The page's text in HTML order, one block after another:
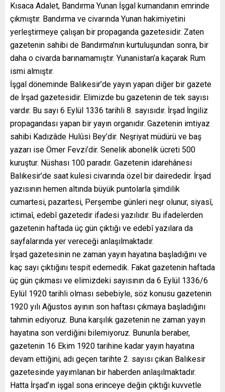
Kısaca Adalet, Bandırma Yunan İşgal kumandanın emrinde
çıkmıştır. Bandırma ve civarında Yunan hakimiyetini
yerleştirmeye çalışan bir propaganda gazetesidir. Zaten
gazetenin sahibi de Bandırma’nın kurtuluşundan sonra, bir
daha o civarda barınamamıştır. Yunanistan’a kaçarak Rum
ismi almıştır.
İşgal döneminde Balıkesir’de yayın yapan diğer bir gazete
de İrşad gazetesidir. Elimizde bu gazetenin de tek sayısı
vardır. Bu sayı 6 Eylül 1336 tarihli 8. sayısıdır. İrşad İngiliz
propagandası yapan bir yayın organıdır. Gazetenin imtiyaz
sahibi Kadızâde Hulûsi Bey’dir. Neşriyat müdürü ve baş
yazarı ise Ömer Fevzi’dir. Senelik abonelik ücreti 500
kuruştur. Nüshası 100 paradır. Gazetenin idarehânesi
Balıkesir’de saat kulesi civarında özel bir dairededir. İrşad
yazısının hemen altında büyük puntolarla şimdilik
cumartesi, pazartesi, Perşembe günleri neşr olunur, siyasî,
ictimaî, edebî gazetedir ifadesi yazılıdır. Bu ifadelerden
gazetenin haftada üç gün çıktığı ve edebî yazılara da
sayfalarında yer vereceği anlaşılmaktadır.
İrşad gazetesinin ne zaman yayın hayatına başladığını ve
kaç sayı çıktığını tespit edemedik. Fakat gazetenin haftada
üç gün çıkması ve elimizdeki sayısının da 6 Eylül 1336/6
Eylül 1920 tarihli olması sebebiyle, söz konusu gazetenin
1920 yılı Ağustos ayının son haftası çıkmaya başladığını
tahmin ediyoruz. Buna karşılık gazetenin ne zaman yayın
hayatına son verdiğini bilemiyoruz. Bununla beraber,
gazetenin 16 Ekim 1920 tarihine kadar yayın hayatına
devam ettiğini, adı geçen tarihte 2. sayısı çıkan Balıkesir
gazetesinde yayımlanan bir haberden anlaşılmaktadır.
Hatta İrşad’ın işgal sona erinceye değin çıktığı kuvvetle